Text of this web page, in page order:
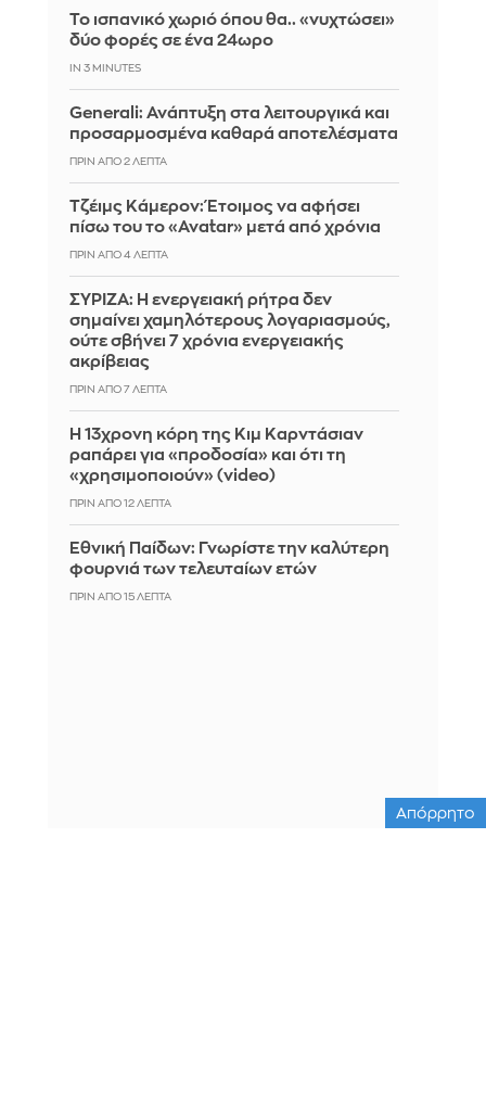
Το ισπανικό χωριό όπου θα.. «νυχτώσει»
δύο φορές σε ένα 24ωρο
IN 3 MINUTES
Generali: Ανάπτυξη στα λειτουργικά και
προσαρμοσμένα καθαρά αποτελέσματα
ΠΡΙΝ ΑΠΌ 2 ΛΕΠΤΆ
Τζέιμς Κάμερον: Έτοιμος να αφήσει
πίσω του το «Avatar» μετά από χρόνια
ΠΡΙΝ ΑΠΌ 4 ΛΕΠΤΆ
ΣΥΡΙΖΑ: Η ενεργειακή ρήτρα δεν
σημαίνει χαμηλότερους λογαριασμούς,
ούτε σβήνει 7 χρόνια ενεργειακής
ακρίβειας
ΠΡΙΝ ΑΠΌ 7 ΛΕΠΤΆ
Η 13χρονη κόρη της Κιμ Καρντάσιαν
ραπάρει για «προδοσία» και ότι τη
«χρησιμοποιούν» (video)
ΠΡΙΝ ΑΠΌ 12 ΛΕΠΤΆ
Εθνική Παίδων: Γνωρίστε την καλύτερη
φουρνιά των τελευταίων ετών
ΠΡΙΝ ΑΠΌ 15 ΛΕΠΤΆ
Απόρρητο